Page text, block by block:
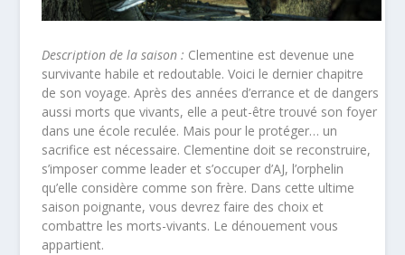
Description de la saison : Clementine est devenue une
survivante habile et redoutable. Voici le dernier chapitre
de son voyage. Après des années d’errance et de dangers
aussi morts que vivants, elle a peut-être trouvé son foyer
dans une école reculée. Mais pour le protéger… un
sacrifice est nécessaire. Clementine doit se reconstruire,
s’imposer comme leader et s’occuper d’AJ, l’orphelin
qu’elle considère comme son frère. Dans cette ultime
saison poignante, vous devrez faire des choix et
combattre les morts-vivants. Le dénouement vous
appartient.